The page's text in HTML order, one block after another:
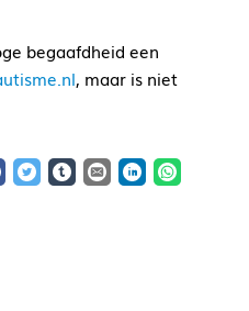
begaafdheid een
, maar is niet